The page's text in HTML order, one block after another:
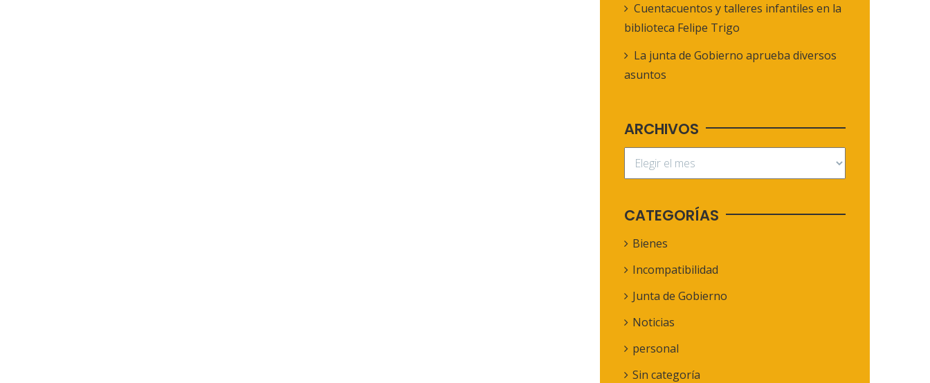
Cuentacuentos y talleres infantiles en la
biblioteca Felipe Trigo
La junta de Gobierno aprueba diversos
asuntos
ARCHIVOS
CATEGORÍAS
Bienes
Incompatibilidad
Junta de Gobierno
Noticias
personal
Sin categoría